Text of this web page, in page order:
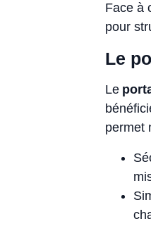
Face à
pour
Le
Le
permet